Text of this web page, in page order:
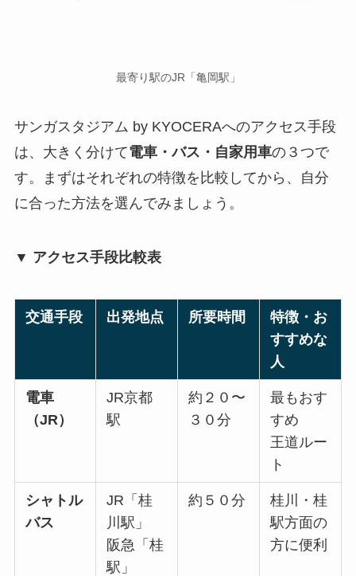
最寄り駅のJR「亀岡駅」
サンガスタジアム by KYOCERAへのアクセス手段
は、大きく分けて電車・バス・自家用車の３つで
す。まずはそれぞれの特徴を比較してから、自分
に合った方法を選んでみましょう。
▼ アクセス手段比較表
交通手段 出発地点 所要時間
特徴・お
すすめな
人
電車
（JR）
JR京都
駅
約２０〜
３０分
最もおす
すめ
王道ルー
ト
シャトル
バス
JR「桂
川駅」
阪急「桂
駅」
約５０分
桂川・桂
駅方面の
方に便利